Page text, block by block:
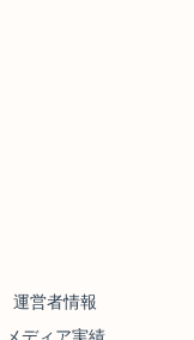
運営者情報
メディア実績